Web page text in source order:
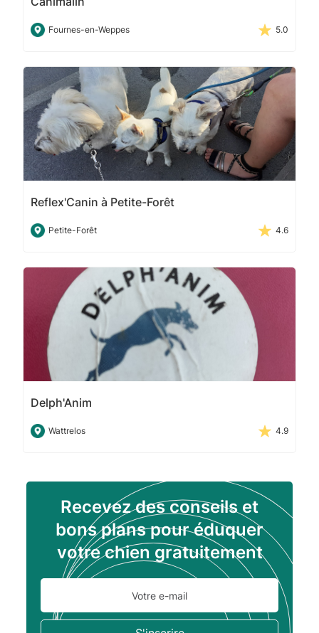
Fournes-en-Weppes 5.0
Reflex'Canin à Petite-Forêt
Petite-Forêt 4.6
Delph'Anim
Wattrelos 4.9
Recevez des conseils et
bons plans pour éduquer
votre chien gratuitement